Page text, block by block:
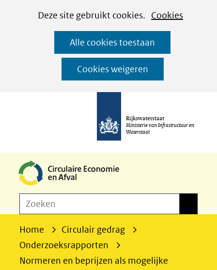
CookiesDeze site gebruikt cookies. Cookies
worden
toegestaan
geweigerd.
Alle cookies toestaan
Cookies weigeren
Ga
naar
de
inhoud
Rijkswaterstaat
Ministerie van Infrastructuur en
Waterstaat
o
Zoeken
Home
Circulair gedrag
Onderzoeksrapporten
Normeren en beprijzen als mogelijke